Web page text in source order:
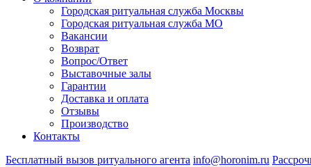
Городская ритуальная служба Москвы
Городская ритуальная служба МО
Вакансии
Возврат
Вопрос/Ответ
Выставочные залы
Гарантии
Доставка и оплата
Отзывы
Производство
Контакты
Бесплатный вызов ритуального агента info@horonim.ru